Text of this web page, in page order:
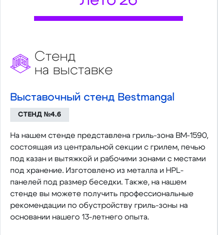
Стенд
на выставке
Выставочный стенд Bestmangal
СТЕНД №4.6
На нашем стенде представлена гриль-зона BM-1590,
состоящая из центральной секции с грилем, печью
под казан и вытяжкой и рабочими зонами с местами
под хранение. Изготовлено из металла и HPL-
панелей под размер беседки. Также, на нашем
стенде вы можете получить профессиональные
рекомендации по обустройству гриль-зоны на
основании нашего 13-летнего опыта.